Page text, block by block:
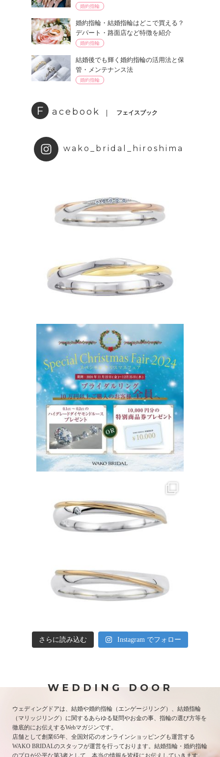
婚約指輪
婚約指輪・結婚指輪はどこで買える？
デパート・路面店など特徴を紹介
婚約指輪
結婚後でも輝く婚約指輪の活用法と保
管・メンテナンス法
婚約指輪
F acebook フェイスブック
wako_bridal_hiroshima
さらに読み込む Instagram でフォロー
WEDDING DOOR
ウェディングドアは、結婚や婚約指輪（エンゲージリング）、結婚指輪
（マリッジリング）に関するあらゆる疑問やお金の事、指輪の選び方等を
徹底的にお伝えするWebマガジンです。
店舗として創業65年、全国対応のオンラインショッピングも運営する
WAKO BRIDALのスタッフが運営を行っております。結婚指輪・婚約指輪
のプロが公平な第3者として、本当の情報を皆様にお伝えしていきます。